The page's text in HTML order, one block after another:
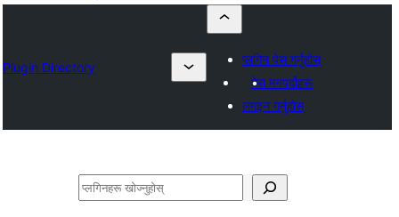
Plugin Directory
प्लगिन पेस गर्नुहोस्
मेरा मनपर्दोहरू
लगइन गर्नुहोस्
खोज्नुहोस्